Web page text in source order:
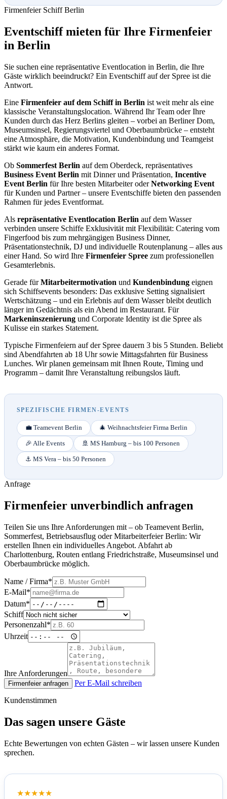
Firmenfeier Schiff Berlin
Eventschiff mieten für Ihre Firmenfeier
in Berlin
Sie suchen eine repräsentative Eventlocation in Berlin, die Ihre
Gäste wirklich beeindruckt? Ein Eventschiff auf der Spree ist die
Antwort.
Eine Firmenfeier auf dem Schiff in Berlin ist weit mehr als eine
klassische Veranstaltungslocation. Während Ihr Team oder Ihre
Kunden durch das Herz Berlins gleiten – vorbei an Berliner Dom,
Museumsinsel, Regierungsviertel und Oberbaumbrücke – entsteht
eine Atmosphäre, die Motivation, Kundenbindung und Teamgeist
stärkt wie kaum ein anderes Format.
Ob Sommerfest Berlin auf dem Oberdeck, repräsentatives
Business Event Berlin mit Dinner und Präsentation, Incentive
Event Berlin für Ihre besten Mitarbeiter oderNetworking Event
für Kunden und Partner – unsere Eventschiffe bieten den passenden
Rahmen für jedes Eventformat.
Als repräsentative Eventlocation Berlin auf dem Wasser
verbinden unsere Schiffe Exklusivität mit Flexibilität: Catering vom
Fingerfood bis zum mehrgängigen Business Dinner,
Präsentationstechnik, DJ und individuelle Routenplanung – alles aus
einer Hand. So wird Ihre Firmenfeier Spree zum professionellen
Gesamterlebnis.
Gerade fürMitarbeitermotivation und Kundenbindung eignen
sich Schiffsevents besonders: Das exklusive Setting signalisiert
Wertschätzung – und ein Erlebnis auf dem Wasser bleibt deutlich
länger im Gedächtnis als ein Abend im Restaurant. Für
Markeninszenierung und Corporate Identity ist die Spree als
Kulisse ein starkes Statement.
Typische Firmenfeiern auf der Spree dauern 3 bis 5 Stunden. Beliebt
sind Abendfahrten ab 18 Uhr sowie Mittagsfahrten für Business
Lunches. Wir planen gemeinsam mit Ihnen Route, Timing und
Programm – damit Ihre Veranstaltung reibungslos läuft.
SPEZIFISCHE FIRMEN-EVENTS
💼 Teamevent Berlin 🎄 Weihnachtsfeier Firma Berlin
🎉 Alle Events 🚢 MS Hamburg – bis 100 Personen
⚓ MS Vera – bis 50 Personen
Anfrage
Firmenfeier unverbindlich anfragen
Teilen Sie uns Ihre Anforderungen mit – ob Teamevent Berlin,
Sommerfest, Betriebsausflug oder Mitarbeiterfeier Berlin: Wir
erstellen Ihnen ein individuelles Angebot. Abfahrt ab
Charlottenburg, Routen entlang Friedrichstraße, Museumsinsel und
Oberbaumbrücke möglich.
Name / Firma*
E-Mail*
Datum*
Schiff
Personenzahl*
Uhrzeit
Ihre Anforderungen
Firmenfeier anfragen
Per E-Mail schreiben
Kundenstimmen
Das sagen unsere Gäste
Echte Bewertungen von echten Gästen – wir lassen unsere Kunden
sprechen.
★★★★★